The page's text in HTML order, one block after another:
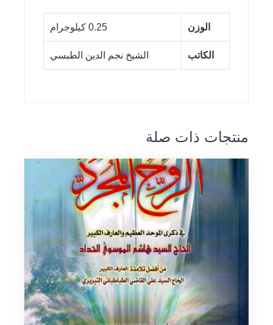
الوزن 0.25 كيلوجرام
الكاتب الشيخ نجم الدين الطبسي
منتجات ذات صلة